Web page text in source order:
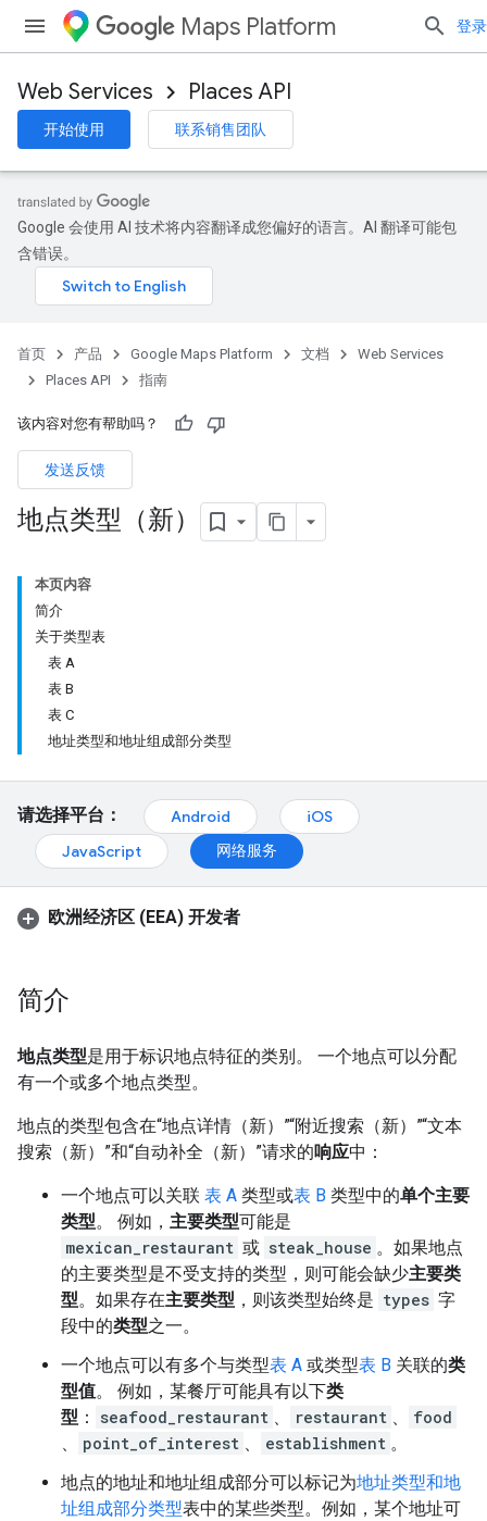
Maps Platform 登录
Web Services Places API
开始使用 联系销售团队
Google 会使用 AI 技术将内容翻译成您偏好的语言。AI 翻译可能包
含错误。
首页 产品 Google Maps Platform 文档
Web Services
Places API
指南
该内容对您有帮助吗？
发送反馈
地点类型（新）
本页内容
简介
关于类型表
表 A
表 B
表 C
地址类型和地址组成部分类型
请选择平台： Android
iOS
JavaScript
网络服务
欧洲经济区 (EEA) 开发者
简介
地点类型是用于标识地点特征的类别。 一个地点可以分配
有一个或多个地点类型。
地点的类型包含在“地点详情（新）”“附近搜索（新）”“文本
搜索（新）”和“自动补全（新）”请求的响应中：
一个地点可以关联 表 A 类型或表 B 类型中的单个主要
类型。 例如， 主要类型可能是
mexican_restaurant 或 steak_house 。如果地点
的主要类型是不受支持的类型，则可能会缺少主要类
型。如果存在主要类型 ，则该类型始终是 types 字
段中的类型之一。
一个地点可以有多个与类型表 A 或类型表 B 关联的类
型值。 例如，某餐厅可能具有以下类
型 ： seafood_restaurant 、 restaurant 、
food
、
point_of_interest 、 establishment 。
地点的地址和地址组成部分可以标记为地址类型和地
址组成部分类型表中的某些类型。例如，某个地址可